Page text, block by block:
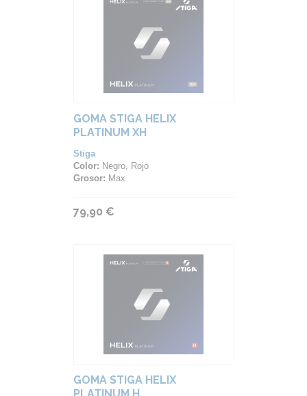
GOMA STIGA HELIX
PLATINUM XH
Stiga
Color: Negro, Rojo
Grosor: Max
79,90 €
GOMA STIGA HELIX